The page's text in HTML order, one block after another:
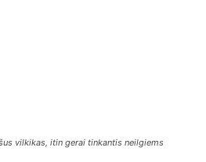
vilkikas, itin gerai tinkantis neilgiems